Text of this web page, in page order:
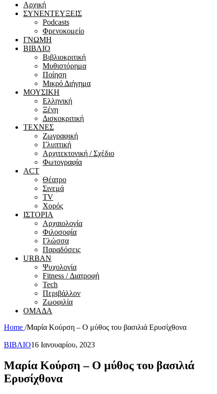
Αρχική
ΣΥΝΕΝΤΕΥΞΕΙΣ
Podcasts
Φρενοκομείο
ΓΝΩΜΗ
ΒΙΒΛΙΟ
Βιβλιοκριτική
Μυθιστόρημα
Ποίηση
Μικρό Διήγημα
ΜΟΥΣΙΚΗ
Ελληνική
Ξένη
Δισκοκριτική
ΤΕΧΝΕΣ
Ζωγραφική
Γλυπτική
Αρχιτεκτονική / Σχέδιο
Φωτογραφία
ACT
Θέατρο
Σινεμά
ΤV
Χορός
ΙΣΤΟΡΙΑ
Αρχαιολογία
Φιλοσοφία
Γλώσσα
Παραδόσεις
URBAN
Ψυχολογία
Fitness / Διατροφή
Tech
Περιβάλλον
Ζωοφιλία
ΟΜΑΔΑ
Home /Μαρία Κούρση – Ο μύθος του βασιλιά Ερυσίχθονα
ΒΙΒΛΙΟ16 Ιανουαρίου, 2023
Μαρία Κούρση – Ο μύθος του βασιλιά
Ερυσίχθονα